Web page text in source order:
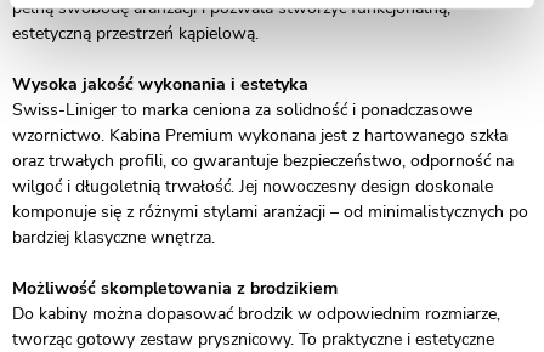
pełną swobodę aranżacji i pozwala stworzyć funkcjonalną,
estetyczną przestrzeń kąpielową.
Wysoka jakość wykonania i estetyka
Swiss-Liniger to marka ceniona za solidność i ponadczasowe
wzornictwo. Kabina Premium wykonana jest z hartowanego szkła
oraz trwałych profili, co gwarantuje bezpieczeństwo, odporność na
wilgoć i długoletnią trwałość. Jej nowoczesny design doskonale
komponuje się z różnymi stylami aranżacji – od minimalistycznych po
bardziej klasyczne wnętrza.
Możliwość skompletowania z brodzikiem
Do kabiny można dopasować brodzik w odpowiednim rozmiarze,
tworząc gotowy zestaw prysznicowy. To praktyczne i estetyczne